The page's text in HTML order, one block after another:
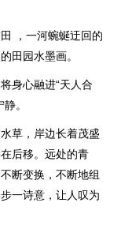
，一河蜿蜒迂回的
田园水墨画。
身心融进“天人合
。
草，岸边长着茂盛
后移。远处的青
断变换，不断地组
一诗意，让人叹为